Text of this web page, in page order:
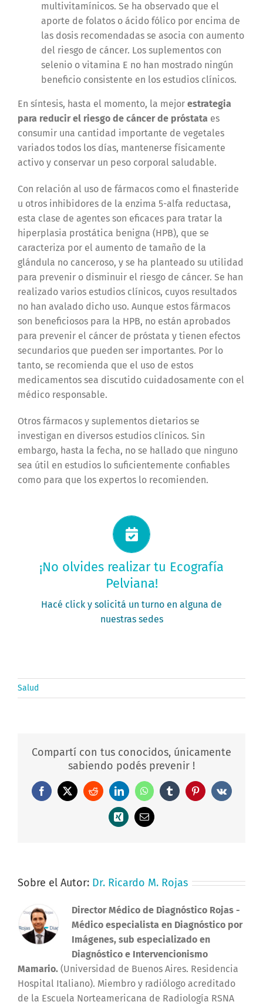
multivitamínicos. Se ha observado que el
aporte de folatos o ácido fólico por encima de
las dosis recomendadas se asocia con aumento
del riesgo de cáncer. Los suplementos con
selenio o vitamina E no han mostrado ningún
beneficio consistente en los estudios clínicos.
En síntesis, hasta el momento, la mejor estrategia
para reducir el riesgo de cáncer de próstataes
consumir una cantidad importante de vegetales
variados todos los días, mantenerse físicamente
activo y conservar un peso corporal saludable.
Con relación al uso de fármacos como el finasteride
u otros inhibidores de la enzima 5-alfa reductasa,
esta clase de agentes son eficaces para tratar la
hiperplasia prostática benigna (HPB), que se
caracteriza por el aumento de tamaño de la
glándula no canceroso, y se ha planteado su utilidad
para prevenir o disminuir el riesgo de cáncer. Se han
realizado varios estudios clínicos, cuyos resultados
no han avalado dicho uso. Aunque estos fármacos
son beneficiosos para la HPB, no están aprobados
para prevenir el cáncer de próstata y tienen efectos
secundarios que pueden ser importantes. Por lo
tanto, se recomienda que el uso de estos
medicamentos sea discutido cuidadosamente con el
médico responsable.
Otros fármacos y suplementos dietarios se
investigan en diversos estudios clínicos. Sin
embargo, hasta la fecha, no se hallado que ninguno
sea útil en estudios lo suficientemente confiables
como para que los expertos lo recomienden.
¡No olvides realizar tu Ecografía
Pelviana!
Hacé click y solicitá un turno en alguna de
nuestras sedes
Solicitá tu turno ahora
PEDÍ TU TURNO
Salud
Compartí con tus conocidos, únicamente
sabiendo podés prevenir !
Facebook
X RedditLinkedInWhatsAppTumblrPinterestVk
Xing
Correo
Sobre el Autor: Dr. Ricardo M. Rojas
Director Médico de Diagnóstico Rojas -
Médico especialista en Diagnóstico por
Imágenes, sub especializado en
Diagnóstico e Intervencionismo
Mamario. (Universidad de Buenos Aires. Residencia
Hospital Italiano). Miembro y radiólogo acreditado
de la Escuela Norteamericana de Radiología RSNA